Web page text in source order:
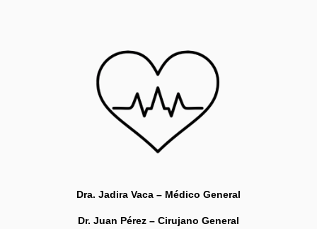
Dra. Jadira Vaca – Médico General
Dr. Juan Pérez – Cirujano General